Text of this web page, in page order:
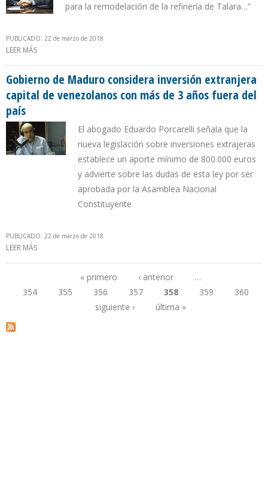
para la remodelación de la refinería de Talara…”
PUBLICADO: 22 de marzo de 2018
LEER MÁS
Gobierno de Maduro considera inversión extranjera
capital de venezolanos con más de 3 años fuera del
país
El abogado Eduardo Porcarelli señala que la
nueva legislación sobre inversiones extrajeras
establece un aporte mínimo de 800.000 euros
y advierte sobre las dudas de esta ley por ser
aprobada por la Asamblea Nacional
Constituyente
PUBLICADO: 22 de marzo de 2018
LEER MÁS
Páginas
« primero ‹ anterior
…
354
355 356 357 358 359
360
siguiente ›
última »